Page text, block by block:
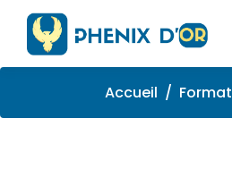
contenu
Accueil